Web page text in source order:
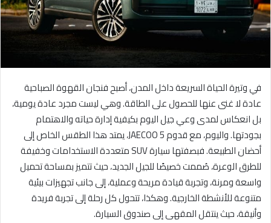
ل
ك
ت
و
ي
ا
في وتيرة الحياة السريعة داخل المدن، أصبح فنجان القهوة الصباحية
عادة لا غنى عنها للحصول على الطاقة. وهي ليست مجرد عادة يومية،
بل انعكاس لمدى وعي جيل اليوم بكيفية إدارة حياته والاهتمام
بجودتها. واليوم، مع قدوم JAECOO 5، يمتد هذا الطقس الخاص إلى
أحضان الطبيعة. فبصفتها سيارة SUV متعددة الاستخدامات وخفيفة
للطرق الوعرة، صُممت خصيصًا للجيل الجديد، حيث تتميز بمساحة تحميل
واسعة ومرنة، وتجربة قيادة مريحة وعملية، إلى جانب تجهيزات بيئية
متنوعة للأنشطة الخارجية. وهكذا، تتحول كل رحلة إلى تجربة فريدة
وأنيقة، حيث ينتقل المقهى إلى صندوق السيارة.